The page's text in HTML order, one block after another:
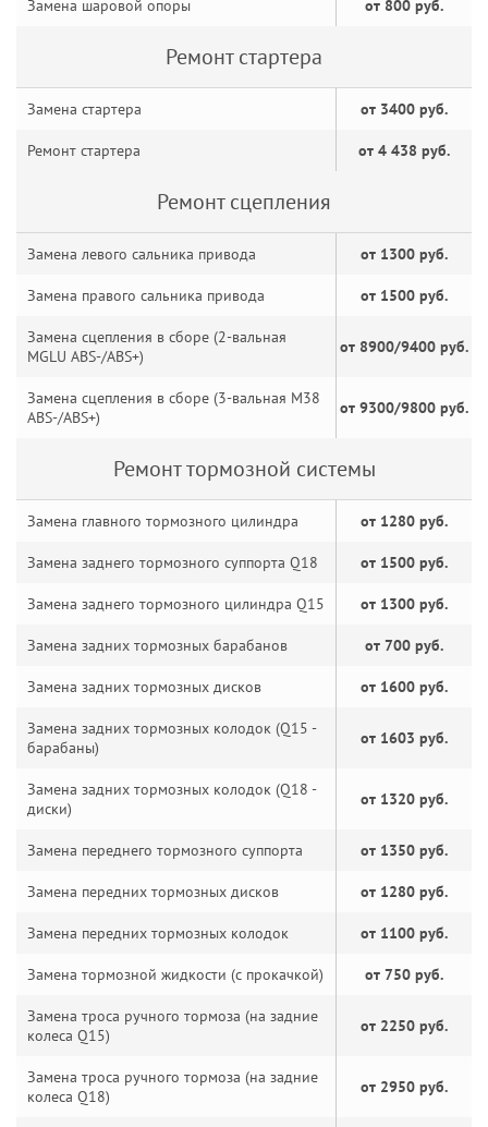
Замена шаровой опоры от 800 руб.
Ремонт стартера
Замена стартера от 3400 руб.
Ремонт стартера от 4 438 руб.
Ремонт сцепления
Замена левого сальника привода от 1300 руб.
Замена правого сальника привода от 1500 руб.
Замена сцепления в сборе (2-вальная
MGLU ABS-/ABS+)
от 8900/9400 руб.
Замена сцепления в сборе (3-вальная M38
ABS-/ABS+)
от 9300/9800 руб.
Ремонт тормозной системы
Замена главного тормозного цилиндра от 1280 руб.
Замена заднего тормозного суппорта Q18 от 1500 руб.
Замена заднего тормозного цилиндра Q15 от 1300 руб.
Замена задних тормозных барабанов от 700 руб.
Замена задних тормозных дисков от 1600 руб.
Замена задних тормозных колодок (Q15 -
барабаны)
от 1603 руб.
Замена задних тормозных колодок (Q18 -
диски)
от 1320 руб.
Замена переднего тормозного суппорта от 1350 руб.
Замена передних тормозных дисков от 1280 руб.
Замена передних тормозных колодок от 1100 руб.
Замена тормозной жидкости (с прокачкой) от 750 руб.
Замена троса ручного тормоза (на задние
колеса Q15)
от 2250 руб.
Замена троса ручного тормоза (на задние
колеса Q18)
от 2950 руб.